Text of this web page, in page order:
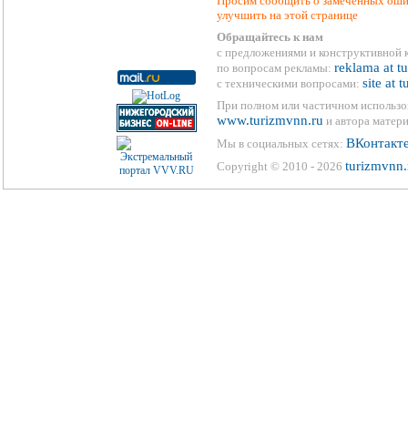
улучшить на этой странице
Обращайтесь к нам
с предложениями и конструктивной
по вопросам рекламы: reklama at
с техническими вопросами: site at
При полном или частичном
www.turizmvnn.ru и автора
Мы в социальных сетях:
Copyright © 2010 - 2026